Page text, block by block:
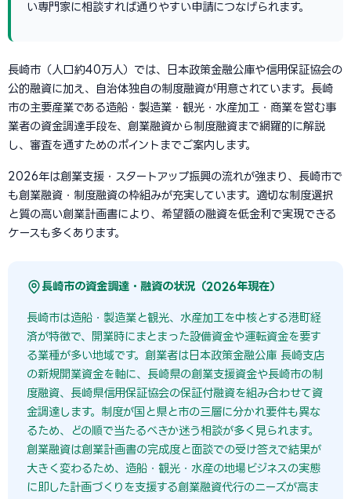
い専門家に相談すれば通りやすい申請につなげられます。
長崎市（人口約40万人）では、日本政策金融公庫や信用保証協会の
公的融資に加え、自治体独自の制度融資が用意されています。長崎
市の主要産業である造船・製造業・観光・水産加工・商業を営む事
業者の資金調達手段を、創業融資から制度融資まで網羅的に解説
し、審査を通すためのポイントまでご案内します。
2026年は創業支援・スタートアップ振興の流れが強まり、長崎市で
も創業融資・制度融資の枠組みが充実しています。適切な制度選択
と質の高い創業計画書により、希望額の融資を低金利で実現できる
ケースも多くあります。
長崎市の資金調達・融資の状況（2026年現在）
長崎市は造船・製造業と観光、水産加工を中核とする港町経
済が特徴で、開業時にまとまった設備資金や運転資金を要す
る業種が多い地域です。創業者は日本政策金融公庫 長崎支店
の新規開業資金を軸に、長崎県の創業支援資金や長崎市の制
度融資、長崎県信用保証協会の保証付融資を組み合わせて資
金調達します。制度が国と県と市の三層に分かれ要件も異な
るため、どの順で当たるべきか迷う相談が多く見られます。
創業融資は創業計画書の完成度と面談での受け答えで結果が
大きく変わるため、造船・観光・水産の地場ビジネスの実態
に即した計画づくりを支援する創業融資代行のニーズが高ま